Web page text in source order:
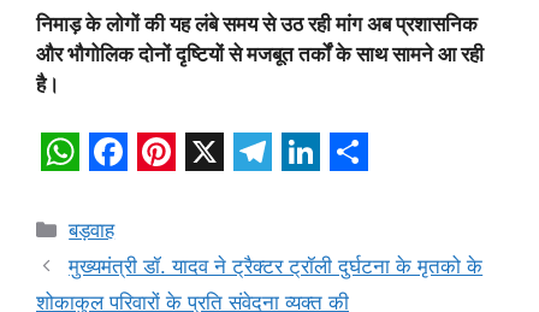
निमाड़ के लोगों की यह लंबे समय से उठ रही मांग अब प्रशासनिक
और भौगोलिक दोनों दृष्टियों से मजबूत तर्कों के साथ सामने आ रही
है।
h
a
a
c n
l
n a
Categories
बड़वाह
मुख्यमंत्री डॉ. यादव ने ट्रैक्टर ट्रॉली दुर्घटना के मृतको के
शोकाकुल परिवारों के प्रति संवेदना व्यक्त की